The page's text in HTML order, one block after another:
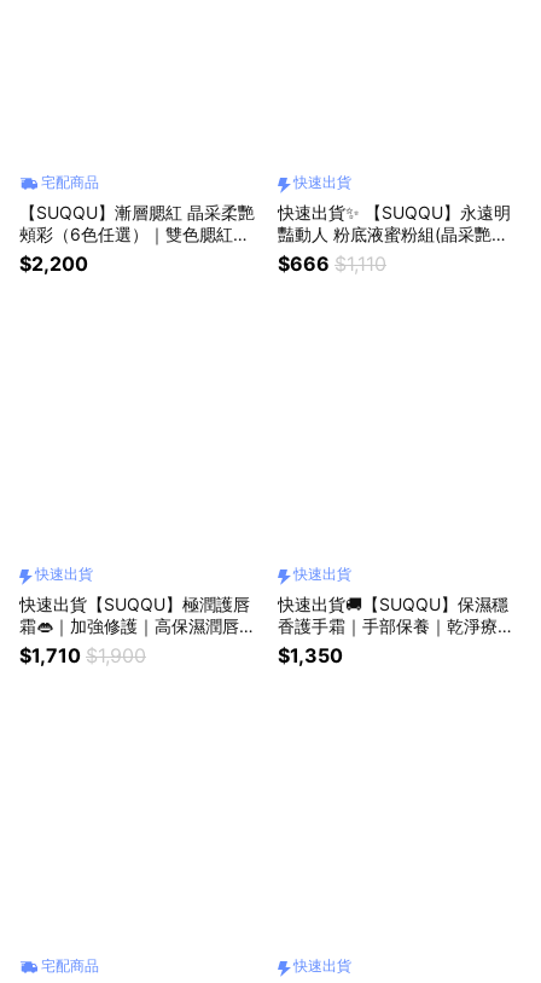
宅配商品
【SUQQU】漸層腮紅 晶采柔艷
頰彩（6色任選）｜雙色腮紅｜
頰彩x打亮｜生日快樂｜交換禮
物｜送禮自用
$2,200
快速出貨
快速出貨✨ 【SUQQU】永遠明
豔動人 粉底液蜜粉組(晶采艷澤
粉底液5ml+晶采光透蜜粉e 3g)
｜旅行外出體驗｜精巧版防曬日
$666 $1,110
快速出貨
快速出貨【SUQQU】極潤護唇
霜👄｜加強修護｜高保濕潤唇膏
｜補水唇膜｜讓我日夜呵護你｜
送禮自用🎁
$1,710 $1,900
快速出貨
快速出貨🚚【SUQQU】保濕穩
香護手霜｜手部保養｜乾淨療癒
香氣｜送禮推薦｜保濕清爽不黏
膩｜生日快樂
$1,350
宅配商品 快速出貨